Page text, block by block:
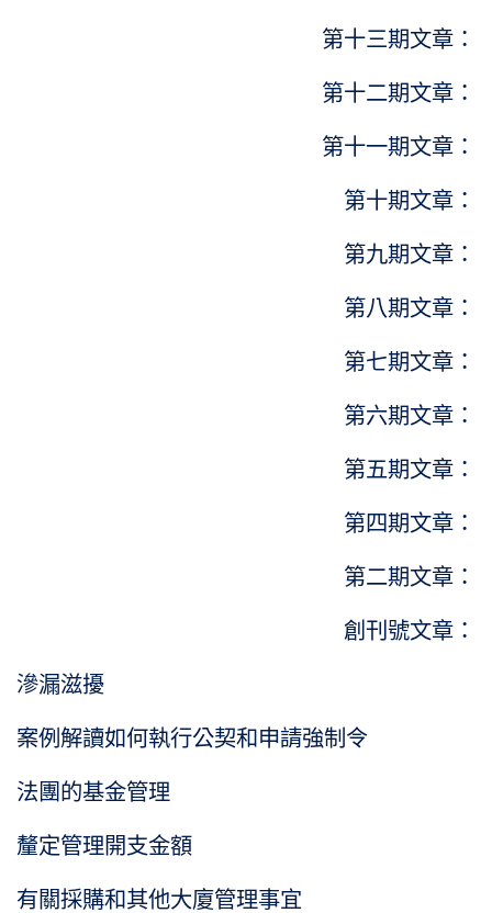
第十三期文章：
第十二期文章：
第十一期文章：
第十期文章：
第九期文章：
第八期文章：
第七期文章：
第六期文章：
第五期文章：
第四期文章：
第二期文章：
創刊號文章：
滲漏滋擾
案例解讀如何執行公契和申請強制令
法團的基金管理
釐定管理開支金額
有關採購和其他大廈管理事宜